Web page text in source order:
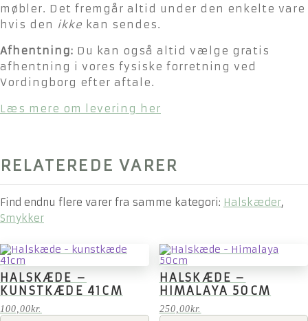
møbler. Det fremgår altid under den enkelte vare
hvis den ikke kan sendes.
Afhentning: Du kan også altid vælge gratis
afhentning i vores fysiske forretning ved
Vordingborg efter aftale.
Læs mere om levering her
RELATEREDE VARER
Find endnu flere varer fra samme kategori: Halskæder,
Smykker
HALSKÆDE –
KUNSTKÆDE 41CM
100,00kr.
HALSKÆDE –
HIMALAYA 50CM
250,00kr.